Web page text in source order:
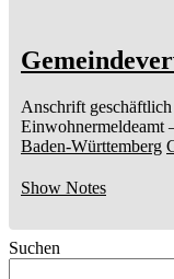
Anschrift geschäftlich
Einwohnermeldeamt
Baden-Württemberg
Show Notes
Suchen